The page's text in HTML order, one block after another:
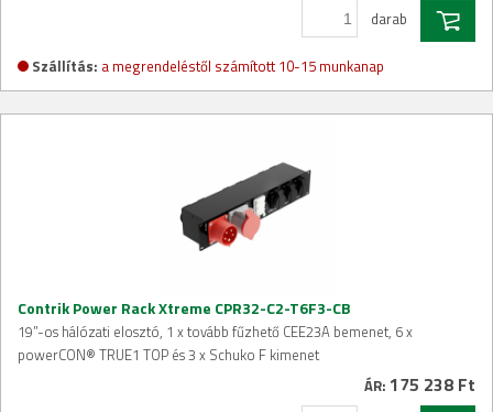
darab
Szállítás: a megrendeléstől számított 10-15 munkanap
Contrik Power Rack Xtreme CPR32-C2-T6F3-CB
19”-os hálózati elosztó, 1 x tovább fűzhető CEE23A bemenet, 6 x
powerCON® TRUE1 TOP és 3 x Schuko F kimenet
ÁR: 175 238 Ft